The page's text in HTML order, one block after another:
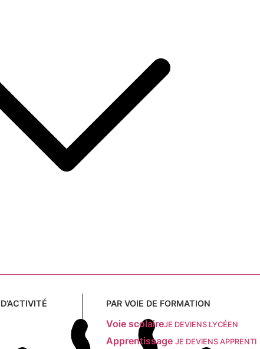
PAR VOIE DE FORMATION
Voie scolaireJE DEVIENS LYCÉEN
ApprentissageJE DEVIENS APPRENTI